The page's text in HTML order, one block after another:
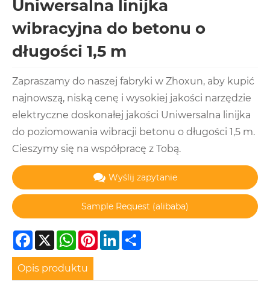
Uniwersalna linijka
wibracyjna do betonu o
długości 1,5 m
Zapraszamy do naszej fabryki w Zhoxun, aby kupić
najnowszą, niską cenę i wysokiej jakości narzędzie
elektryczne doskonałej jakości Uniwersalna linijka
do poziomowania wibracji betonu o długości 1,5 m.
Cieszymy się na współpracę z Tobą.
Wyślij zapytanie
Facebook
X WhatsApp
Pinterest
LinkedIn
Opis produktu